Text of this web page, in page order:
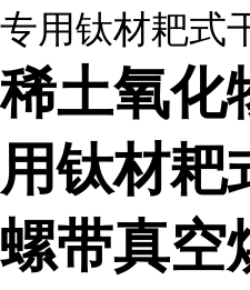
专用钛材耙式
稀土氧化
用钛材耙
螺带真空